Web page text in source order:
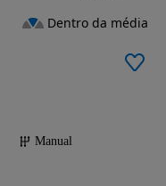
Manual
Dentro da média